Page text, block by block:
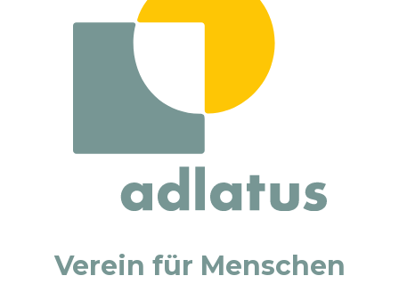
Verein für Menschen